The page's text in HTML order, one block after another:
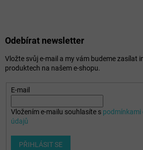
Odebírat newsletter
Vložte svůj e-mail a my vám budeme zasílat
produktech na našem e-shopu.
E-mail
Vložením e-mailu souhlasíte s podmínkami
údajů
PŘIHLÁSIT SE